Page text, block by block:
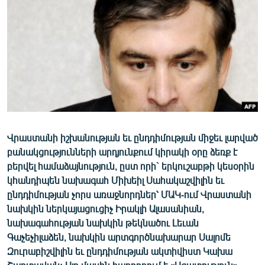
ՄԵԿՆԱԲԱՆՈՒԹՅՈՒՆ
ԱՐԽԻՎ
ՏԵՍԱՆՅՈՒԹԵՐ
ԲԱՆԱՎԵՃ
ՁԳՏԵԼՈՎ ԼԱՎԱԳՈՒՅՆԻՆ
ՓՈԴՔԱՍԹ
Հայերեն
Վրաստանի իշխանության եւ ընդդիմության միջեւ լարված
բանակցությունների արդյունքում կիրակի օրը ձեռք է
բերվել համաձայնություն, ըստ որի` երկուշաբթի կեսօրին
կհանդիպեն նախագահ Միխեիլ Սահակաշվիլին եւ
ընդդիմության չորս առաջնորդներ՝ ՄԱԿ-ում Վրաստանի
նախկին ներկայացուցիչ Իրակլի Ալասանիան,
նախագահության նախկին թեկնածու Լեւան
Գաչեչիլաձեն, նախկին արտգործնախարար Սալոմե
Զուրաբիշվիլին եւ ընդդիմության ակտիվիստ Կախա